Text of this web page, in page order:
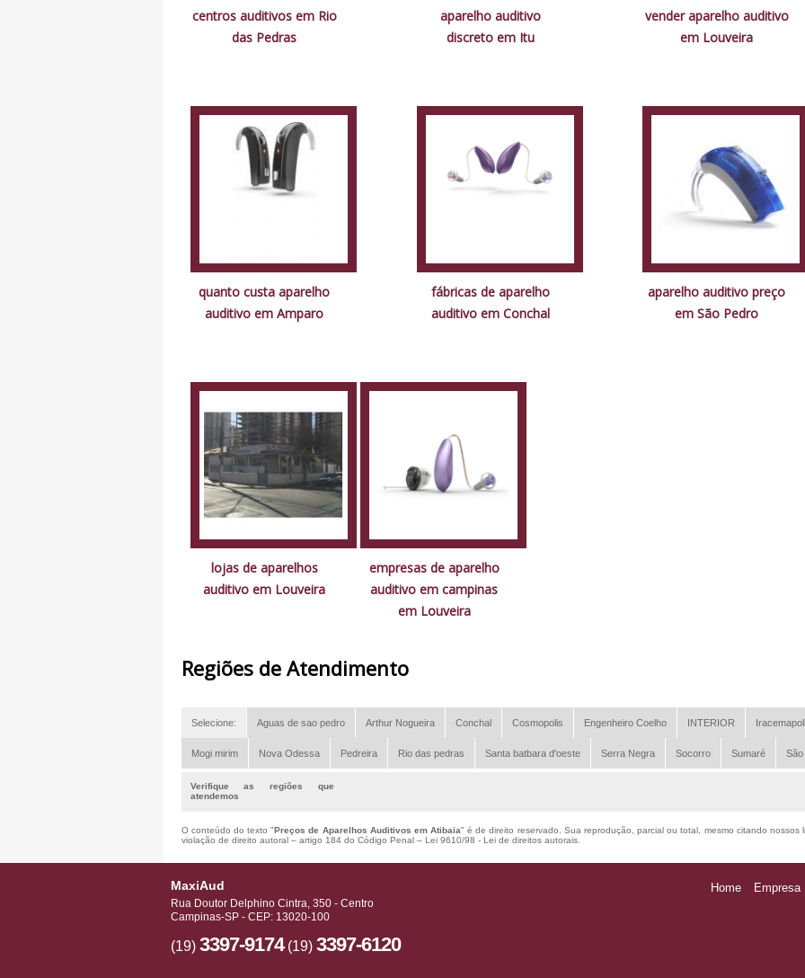
centros auditivos em Rio
das Pedras
aparelho auditivo
discreto em Itu
vender aparelho auditivo
em Louveira
quanto custa aparelho
auditivo em Amparo
fábricas de aparelho
auditivo em Conchal
aparelho auditivo preço
em São Pedro
lojas de aparelhos
auditivo em Louveira
empresas de aparelho
auditivo em campinas
em Louveira
Regiões de Atendimento
Selecione: Aguas de sao pedro Arthur Nogueira Conchal Cosmopolis Engenheiro Coelho INTERIOR
Mogi mirim Nova Odessa Pedreira Rio das pedras Santa batbara d'oeste Serra Negra Socorro Sumaré São
Verifique as regiões que
atendemos
O conteúdo do texto "Preços de Aparelhos Auditivos em Atibaia" é de direito reservado. Sua reprodução, parcial ou total, mesmo citando nossos
violação de direito autoral – artigo 184 do Código Penal – Lei 9610/98 - Lei de direitos autorais.
MaxiAud
Rua Doutor Delphino Cintra, 350 - Centro
Campinas-SP - CEP: 13020-100
(19) 3397-9174(19) 3397-6120
Home Empresa